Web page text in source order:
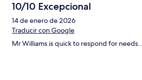
10/10 Excepcional
14 de enero de 2026
Traducir con Google
Mr Williams is quick to respond for needs..